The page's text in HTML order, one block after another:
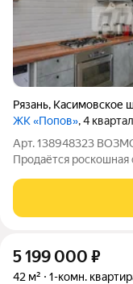
Рязань, Касимовское
ЖК «Попов», 4
Арт. 138948323
Продаётся роскошная
Расположена в
8к1; 16/21 этаж
5 199 000 ₽
42 м² 1-комн.